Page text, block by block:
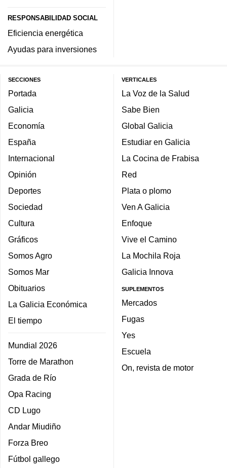
RESPONSABILIDAD SOCIAL
Eficiencia energética
Ayudas para inversiones
SECCIONES
Portada
Galicia
Economía
España
Internacional
Opinión
Deportes
Sociedad
Cultura
Gráficos
Somos Agro
Somos Mar
Obituarios
La Galicia Económica
El tiempo
Mundial 2026
Torre de Marathon
Grada de Río
Opa Racing
CD Lugo
Andar Miudiño
Forza Breo
Fútbol gallego
VERTICALES
La Voz de la Salud
Sabe Bien
Global Galicia
Estudiar en Galicia
La Cocina de Frabisa
Red
Plata o plomo
Ven A Galicia
Enfoque
Vive el Camino
La Mochila Roja
Galicia Innova
SUPLEMENTOS
Mercados
Fugas
Yes
Escuela
On, revista de motor